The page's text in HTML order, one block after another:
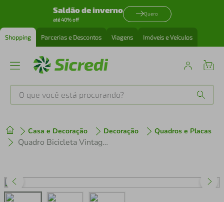
Saldão de inverno
até 40% off
Quero
Shopping Parcerias e Descontos Viagens Imóveis e Veículos
O que você está procurando?
Casa e Decoração Decoração Quadros e Placas
Quadro Bicicleta Vintage 60x43 Filete Branco
1º tenis
perfume